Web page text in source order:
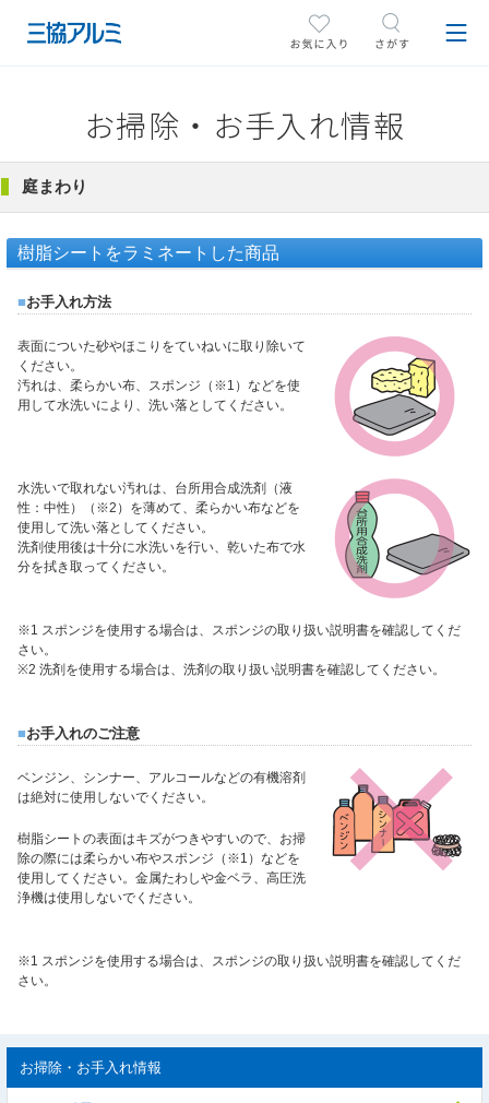
お掃除・お手入れ情報
庭まわり
樹脂シートをラミネートした商品
■お手入れ方法
表面についた砂やほこりをていねいに取り除いて
ください。
汚れは、柔らかい布、スポンジ（※1）などを使
用して水洗いにより、洗い落としてください。
水洗いで取れない汚れは、台所用合成洗剤（液
性：中性）（※2）を薄めて、柔らかい布などを
使用して洗い落としてください。
洗剤使用後は十分に水洗いを行い、乾いた布で水
分を拭き取ってください。
※1 スポンジを使用する場合は、スポンジの取り扱い説明書を確認してくだ
さい。
※2 洗剤を使用する場合は、洗剤の取り扱い説明書を確認してください。
■お手入れのご注意
ベンジン、シンナー、アルコールなどの有機溶剤
は絶対に使用しないでください。
樹脂シートの表面はキズがつきやすいので、お掃
除の際には柔らかい布やスポンジ（※1）などを
使用してください。金属たわしや金ベラ、高圧洗
浄機は使用しないでください。
※1 スポンジを使用する場合は、スポンジの取り扱い説明書を確認してくだ
さい。
お掃除・お手入れ情報